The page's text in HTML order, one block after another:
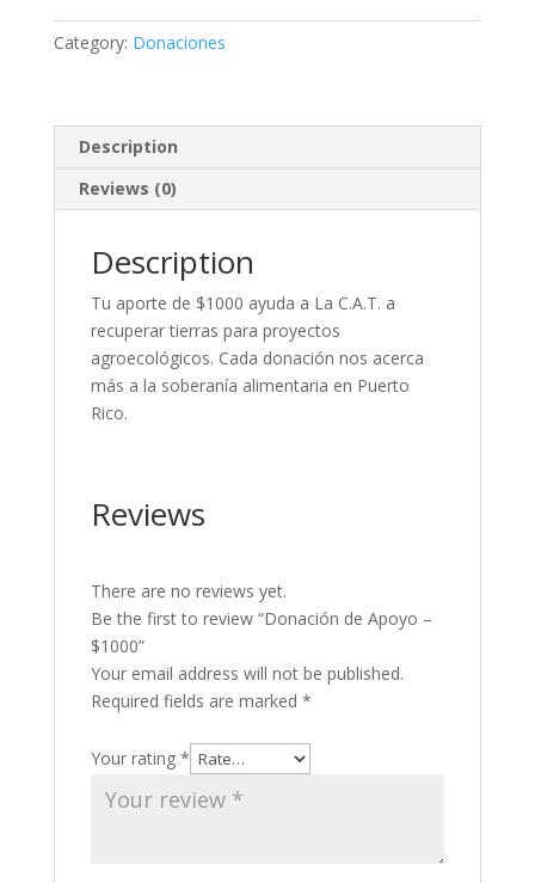
quantity
Category: Donaciones
Description
Reviews (0)
Description
Tu aporte de $1000 ayuda a La C.A.T. a
recuperar tierras para proyectos
agroecológicos. Cada donación nos acerca
más a la soberanía alimentaria en Puerto
Rico.
Reviews
There are no reviews yet.
Be the first to review “Donación de Apoyo –
$1000”
Your email address will not be published.
Required fields are marked *
Your rating *